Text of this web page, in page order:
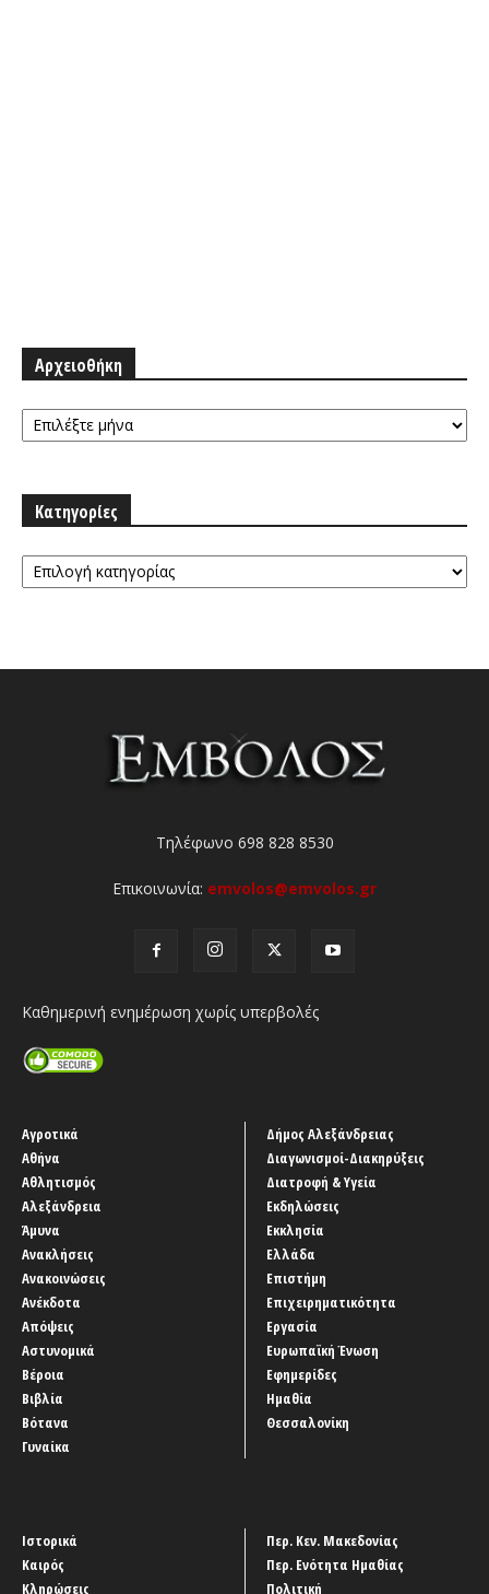
Αρχειοθήκη
Αρχειοθήκη
Κατηγορίες
Κατηγορίες
Τηλέφωνο 698 828 8530
Επικοινωνία: emvolos@emvolos.gr
Καθημερινή ενημέρωση χωρίς υπερβολές
Αγροτικά
Αθήνα
Αθλητισμός
Αλεξάνδρεια
Άμυνα
Ανακλήσεις
Ανακοινώσεις
Ανέκδοτα
Απόψεις
Αστυνομικά
Βέροια
Βιβλία
Βότανα
Γυναίκα
Δήμος Αλεξάνδρειας
Διαγωνισμοί-Διακηρύξεις
Διατροφή & Υγεία
Εκδηλώσεις
Εκκλησία
Ελλάδα
Επιστήμη
Επιχειρηματικότητα
Εργασία
Ευρωπαϊκή Ένωση
Εφημερίδες
Ημαθία
Θεσσαλονίκη
Ιστορικά
Καιρός
Κληρώσεις
Περ. Κεν. Μακεδονίας
Περ. Ενότητα Ημαθίας
Πολιτική